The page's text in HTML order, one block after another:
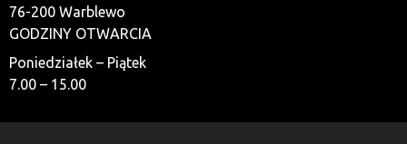
76-200 Warblewo
GODZINY OTWARCIA
Poniedziałek – Piątek
7.00 – 15.00